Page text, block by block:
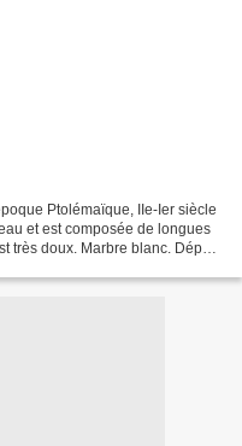
Ptolémaïque, IIe-Ier siècle
et est composée de longues
très doux. Marbre blanc. Dépôt